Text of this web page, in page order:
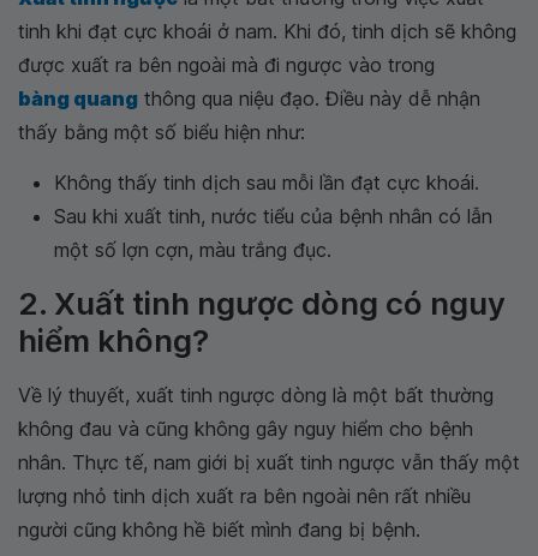
tinh khi đạt cực khoái ở nam. Khi đó, tinh dịch sẽ không
được xuất ra bên ngoài mà đi ngược vào trong
bàng quang thông qua niệu đạo. Điều này dễ nhận
thấy bằng một số biểu hiện như:
Không thấy tinh dịch sau mỗi lần đạt cực khoái.
Sau khi xuất tinh, nước tiểu của bệnh nhân có lẫn
một số lợn cợn, màu trắng đục.
2. Xuất tinh ngược dòng có nguy
hiểm không?
Về lý thuyết, xuất tinh ngược dòng là một bất thường
không đau và cũng không gây nguy hiểm cho bệnh
nhân. Thực tế, nam giới bị xuất tinh ngược vẫn thấy một
lượng nhỏ tinh dịch xuất ra bên ngoài nên rất nhiều
người cũng không hề biết mình đang bị bệnh.